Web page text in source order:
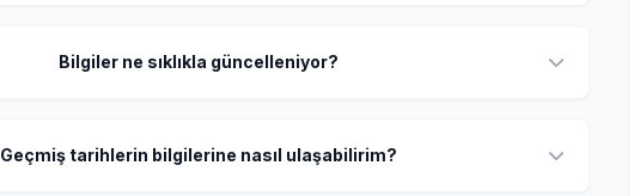
Bilgiler ne sıklıkla güncelleniyor?
Geçmiş tarihlerin bilgilerine nasıl ulaşabilirim?